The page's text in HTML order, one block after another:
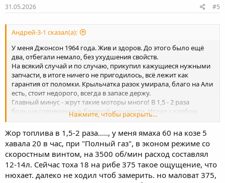
31.05.2026 #5
Андрей-3-1 сказал(а):
У меня Джонсон 1964 года. Жив и здоров. До этого было ещё
два, отбегали немало, без ухудшения свойств.
На всякий случай и по случаю, прикупил кажущиеся нужными
запчасти, в итоге ничего не пригодилось, всё лежит как
гарантия от поломки. Крыльчатка разок умирала, благо на Али
есть, стоит недорого, всегда в запасе держу.
Главный минус - жрут такие моторы много! В 1,5 - 2 раза
больше современных близкой мощности. Играл с карбом,
сделал регулируемым ГТЖ, но особенности продувки не
изменить. Считай, что переплата за топливо, это плата за
надёжность.
Нажмите, чтобы раскрыть...
Жор топлива в 1,5-2 раза....., у меня ямаха 60 на козе 5
хавала 20 в час, при "Полный газ", в эконом режиме со
скоростным винтом, на 3500 об/мин расход составлял
12-14л. Сейчас тоха 18 на рибе 375 такое ощущение, что
нюхает. далеко не ходил чтоб замерить. но маловат 375,